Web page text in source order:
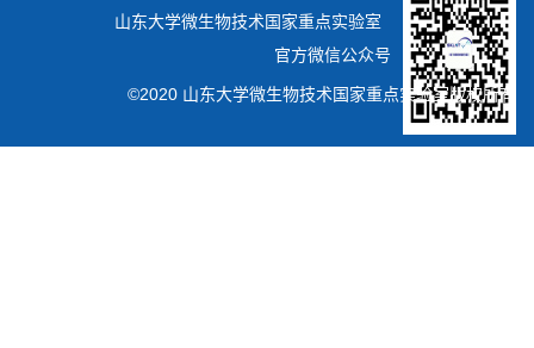
山东大学微生物技术国家重点实验室
官方微信公众号
©2020 山东大学微生物技术国家重点实验室版权所有